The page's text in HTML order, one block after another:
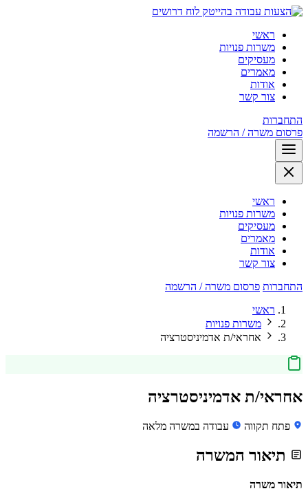
לוח דרושים
ראשי
משרות פנויות
מעסיקים
מאמרים
אודות
צור קשר
התחברות
פרסום משרה / הרשמה
ראשי
משרות פנויות
מעסיקים
מאמרים
אודות
צור קשר
התחברות פרסום משרה / הרשמה
ראשי
משרות פנויות
אחראי/ת אדמיניסטרציה
אחראי/ת אדמיניסטרציה
פתח תקווה עבודה במשרה מלאה
תיאור המשרה
תיאור משרה